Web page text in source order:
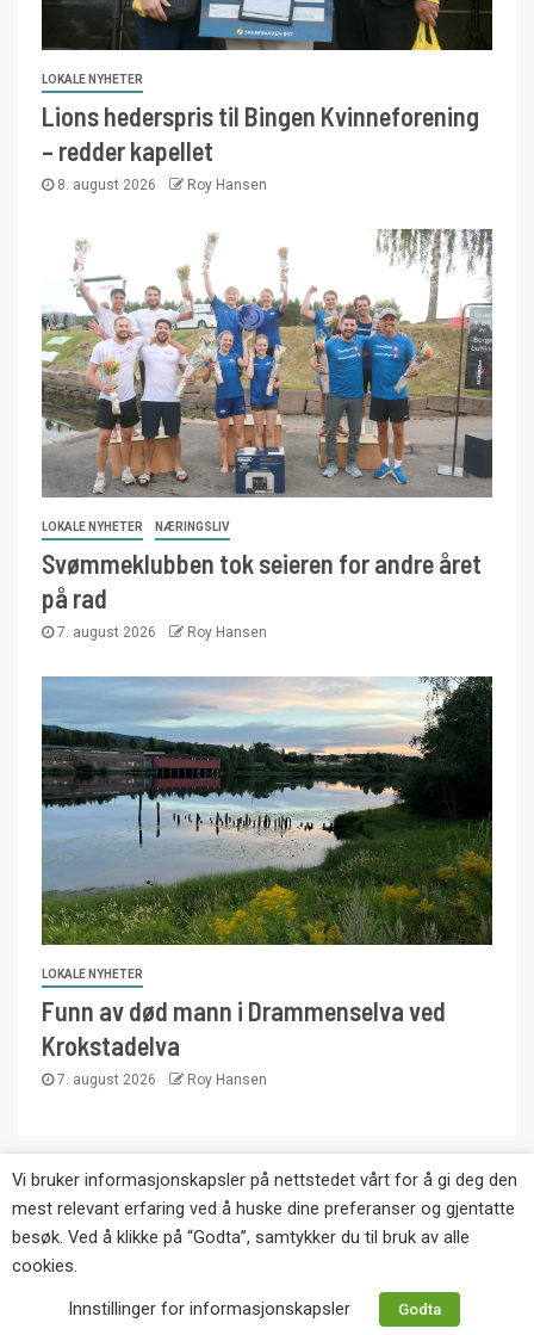
LOKALE NYHETER
Lions hederspris til Bingen Kvinneforening
– redder kapellet
8. august 2026 Roy Hansen
LOKALE NYHETER NÆRINGSLIV
Svømmeklubben tok seieren for andre året
på rad
7. august 2026 Roy Hansen
LOKALE NYHETER
Funn av død mann i Drammenselva ved
Krokstadelva
7. august 2026 Roy Hansen
Copyright © Eikernytt.no utgis av Roy’s
Pressetjeneste. Kopiering av tekst, bilder og
annonser er ikke tillatt uten etter avtale med utgiver.
Websiden er laget i samarbeid med:
Vi bruker informasjonskapsler på nettstedet vårt for å gi deg den
mest relevant erfaring ved å huske dine preferanser og gjentatte
besøk. Ved å klikke på “Godta”, samtykker du til bruk av alle
cookies.
Innstillinger for informasjonskapsler
Godta